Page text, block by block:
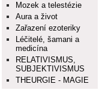
Mozek a telestézie
Aura a život
Zařazení ezoteriky
Léčitelé, šamani a
medicína
RELATIVISMUS,
SUBJEKTIVISMUS
THEURGIE - MAGIE